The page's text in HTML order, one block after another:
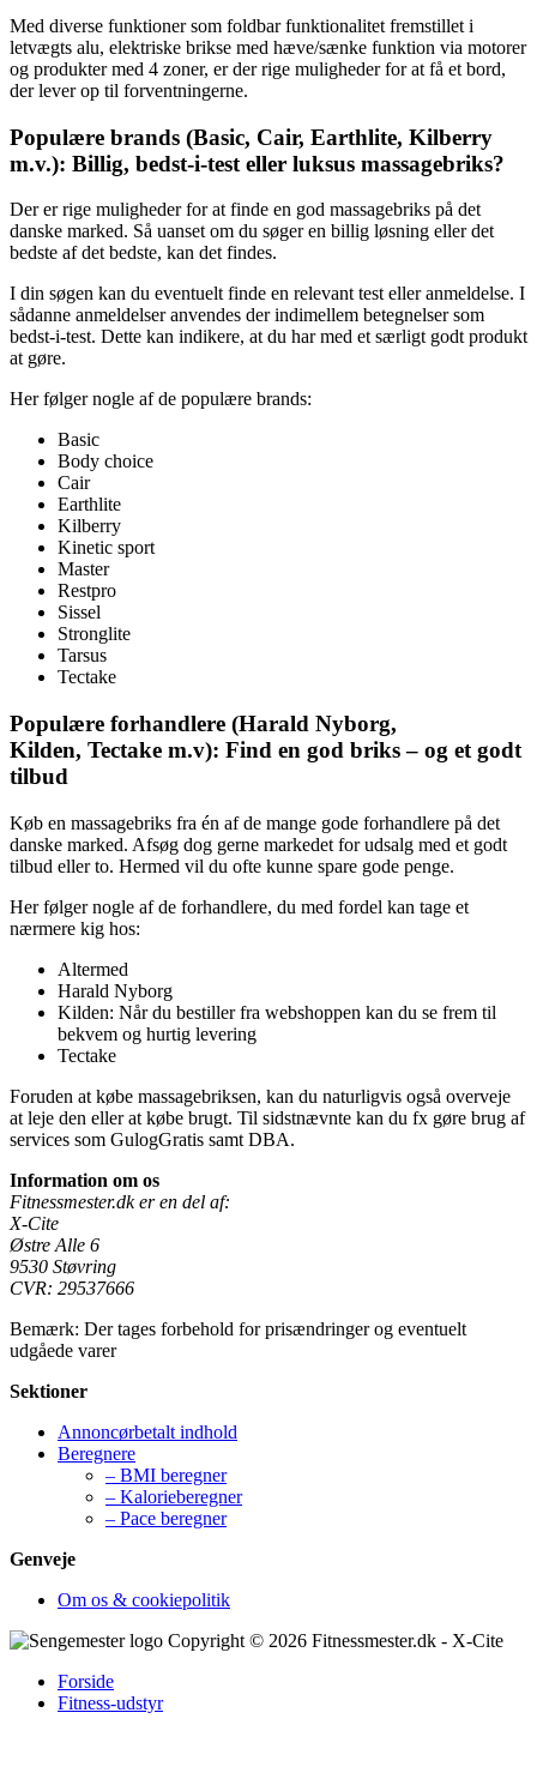
Med diverse funktioner som foldbar funktionalitet fremstillet i
letvægts alu, elektriske brikse med hæve/sænke funktion via motorer
og produkter med 4 zoner, er der rige muligheder for at få et bord,
der lever op til forventningerne.
Populære brands (Basic, Cair, Earthlite, Kilberry
m.v.): Billig, bedst-i-test eller luksus massagebriks?
Der er rige muligheder for at finde en god massagebriks på det
danske marked. Så uanset om du søger en billig løsning eller det
bedste af det bedste, kan det findes.
I din søgen kan du eventuelt finde en relevant test eller anmeldelse. I
sådanne anmeldelser anvendes der indimellem betegnelser som
bedst-i-test. Dette kan indikere, at du har med et særligt godt produkt
at gøre.
Her følger nogle af de populære brands:
Basic
Body choice
Cair
Earthlite
Kilberry
Kinetic sport
Master
Restpro
Sissel
Stronglite
Tarsus
Tectake
Populære forhandlere (Harald Nyborg,
Kilden, Tectake m.v): Find en god briks – og et godt
tilbud
Køb en massagebriks fra én af de mange gode forhandlere på det
danske marked. Afsøg dog gerne markedet for udsalg med et godt
tilbud eller to. Hermed vil du ofte kunne spare gode penge.
Her følger nogle af de forhandlere, du med fordel kan tage et
nærmere kig hos:
Altermed
Harald Nyborg
Kilden: Når du bestiller fra webshoppen kan du se frem til
bekvem og hurtig levering
Tectake
Foruden at købe massagebriksen, kan du naturligvis også overveje
at leje den eller at købe brugt. Til sidstnævnte kan du fx gøre brug af
services som GulogGratis samt DBA.
Information om os
Fitnessmester.dk er en del af:
X-Cite
Østre Alle 6
9530 Støvring
CVR: 29537666
Bemærk: Der tages forbehold for prisændringer og eventuelt
udgåede varer
Sektioner
Annoncørbetalt indhold
Beregnere
– BMI beregner
– Kalorieberegner
– Pace beregner
Genveje
Om os & cookiepolitik
Copyright © 2026 Fitnessmester.dk - X-Cite
Forside
Fitness-udstyr